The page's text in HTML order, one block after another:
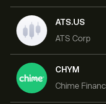
ATS.US
ATS Corp
CHYM
Chime